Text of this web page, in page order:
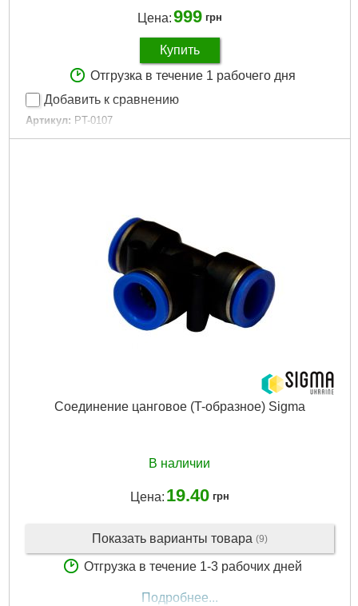
Цена:999 грн
Купить
Отгрузка в течение 1 рабочего дня
Добавить к сравнению
Артикул: PT-0107
Код товара: 10.15.11
Расположение бачка: верхнее
1000 мл
Материал бачка: металл
Диаметр шланга: 6-8 мм
Габариты упаковки: 250x200x100 мм
1,350 г
Подробнее...
Соединение цанговое (T-образное) Sigma
В наличии
Цена: 19.40 грн
Показать варианты товара (9)
Отгрузка в течение 1-3 рабочих дней
Подробнее...